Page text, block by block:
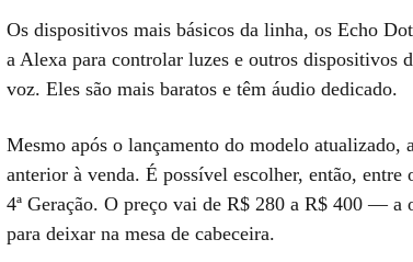
Os dispositivos mais básicos da linha, os Echo
a Alexa para controlar luzes e outros dispositivos
voz. Eles são mais baratos e têm áudio dedicado.
Mesmo após o lançamento do modelo atualizado,
anterior à venda. É possível escolher, então,
4ª Geração. O preço vai de R$ 280 a R$ 400 — a
para deixar na mesa de cabeceira.